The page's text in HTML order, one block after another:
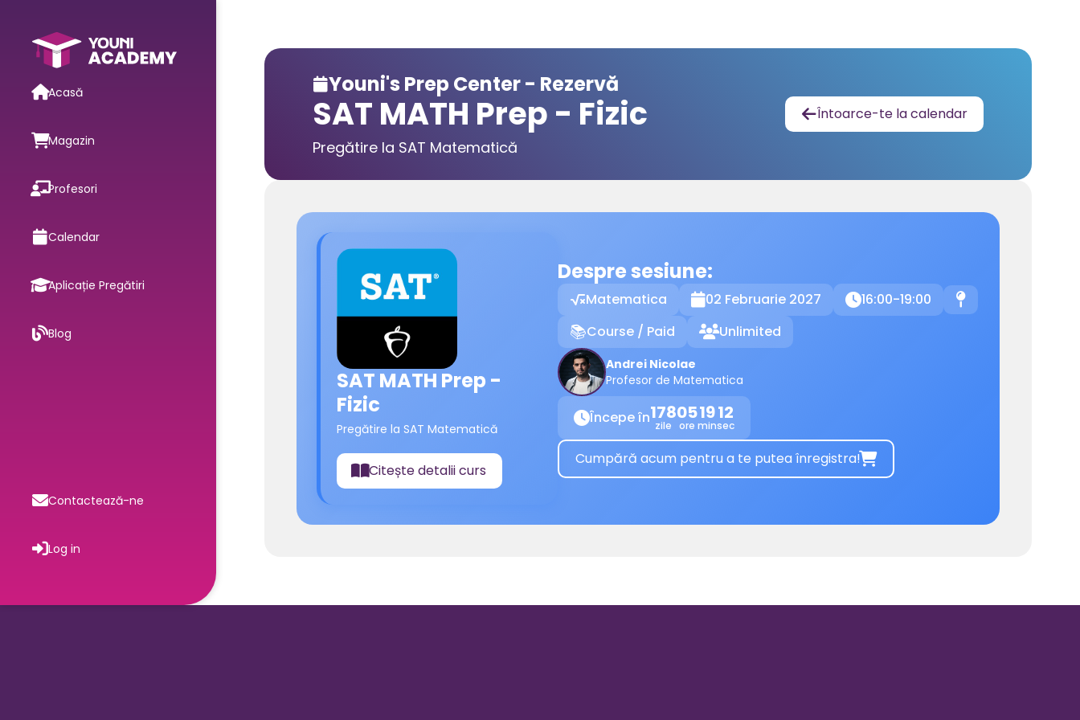
Acasă
Magazin
Profesori
Calendar
Aplicație Pregătiri
Blog
Contactează-ne
Log in
Youni's Prep Center - Rezervă
SAT MATH Prep - Fizic
Pregătire la SAT Matematică
Întoarce-te la calendar
SAT MATH Prep -
Fizic
Pregătire la SAT Matematică
📖Citește detalii curs
Despre sesiune:
Matematica 02 Februarie 2027 16:00-19:00
📍
📚Course / Paid Unlimited
Andrei Nicolae
Profesor de Matematica
Începe în178
zile
05
ore
19
min
12
sec
Cumpără acum pentru a te putea înregistra!